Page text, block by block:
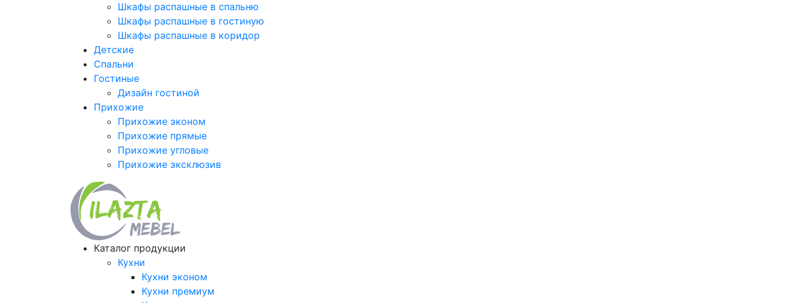
Шкафы распашные в спальню
Шкафы распашные в гостиную
Шкафы распашные в коридор
Детские
Спальни
Гостиные
Дизайн гостиной
Прихожие
Прихожие эконом
Прихожие прямые
Прихожие угловые
Прихожие эксклюзив
Каталог продукции
Кухни
Кухни эконом
Кухни премиум